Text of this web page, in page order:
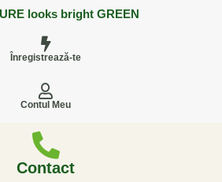
looks bright GREEN
Înregistrează-te
Contul Meu
Contact